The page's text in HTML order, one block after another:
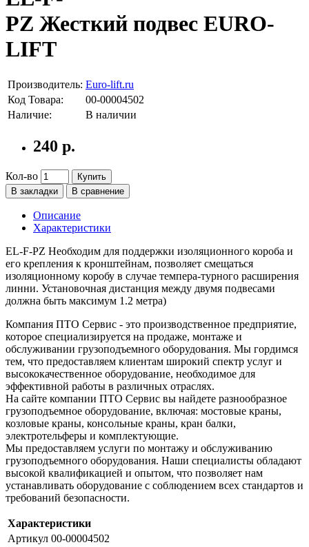
PZ Жесткий подвес EURO-
LIFT
Производитель: Euro-lift.ru
Код Товара:
00-00004502
Наличие:
В наличии
240 р.
Кол-во
Купить
В закладки
В сравнение
Описание
Характеристики
EL-F-PZ Необходим для поддержки изоляционного короба и
его крепления к кронштейнам, позволяет смещаться
изоляционному коробу в случае темпера-турного расширения
линни. Установочная дистанция между двумя подвесами
должна быть максимум 1.2 метра)
Компания ПТО Сервис - это производственное предприятие,
которое специализируется на продаже, монтаже и
обслуживании грузоподъемного оборудования. Мы гордимся
тем, что предоставляем клиентам широкий спектр услуг и
высококачественное оборудование, необходимое для
эффективной работы в различных отраслях.
На сайте компании ПТО Сервис вы найдете разнообразное
грузоподъемное оборудование, включая: мостовые краны,
козловые краны, консольные краны, кран балки,
электротельферы и комплектующие.
Мы предоставляем услуги по монтажу и обслуживанию
грузоподъемного оборудования. Наши специалисты обладают
высокой квалификацией и опытом, что позволяет нам
устанавливать оборудование с соблюдением всех стандартов и
требований безопасности.
Характеристики
Артикул 00-00004502